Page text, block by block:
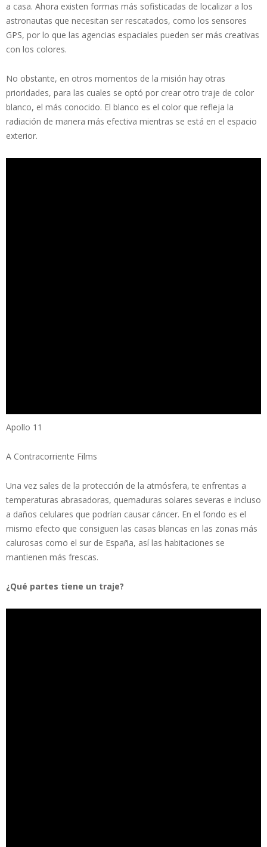
a casa. Ahora existen formas más sofisticadas de localizar a los
astronautas que necesitan ser rescatados, como los sensores
GPS, por lo que las agencias espaciales pueden ser más creativas
con los colores.
No obstante, en otros momentos de la misión hay otras
prioridades, para las cuales se optó por crear otro traje de color
blanco, el más conocido. El blanco es el color que refleja la
radiación de manera más efectiva mientras se está en el espacio
exterior.
Apollo 11
A Contracorriente Films
Una vez sales de la protección de la atmósfera, te enfrentas a
temperaturas abrasadoras, quemaduras solares severas e incluso
a daños celulares que podrían causar cáncer. En el fondo es el
mismo efecto que consiguen las casas blancas en las zonas más
calurosas como el sur de España, así las habitaciones se
mantienen más frescas.
¿Qué partes tiene un traje?